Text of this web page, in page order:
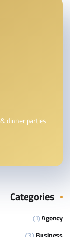
dinner parties.
Categories
Agency
(1)
(3)